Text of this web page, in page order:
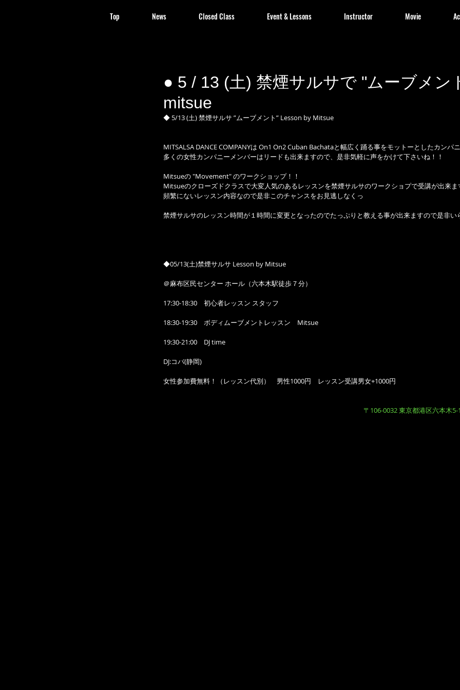
Top News Closed Class Event & Lessons Instructor Movie
● 5 / 13 (土) 禁煙サルサで "ムーブメン
mitsue
◆ 5/13 (土) 禁煙サルサ ”ムーブメント” Lesson by Mitsue
MITSALSA DANCE COMPANYは On1 On2 Cuban Bachataと幅広く踊る事をモットーとしたカンパ
多くの女性カンパニーメンバーはリードも出来ますので、是非気軽に声をかけて下さいね！！
Mitsueの "Movement" のワークショップ！！
Mitsueのクローズドクラスで大変人気のあるレッスンを禁煙サルサのワークショプで受講が出来ま
頻繁にないレッスン内容なので是非このチャンスをお見逃しなくっ
禁煙サルサのレッスン時間が１時間に変更となったのでたっぷりと教える事が出来ますので是非
◆05/13(土)禁煙サルサ Lesson by Mitsue
＠麻布区民センター ホール（六本木駅徒歩７分）
17:30-18:30　初心者レッスン スタッフ
18:30-19:30　ボディムーブメントレッスン　Mitsue
19:30-21:00　DJ time
DJ:コバ(静岡)
女性参加費無料！（レッスン代別）　男性1000円　レッスン受講男女+1000円
〒106-0032 東京都港区六本木5-